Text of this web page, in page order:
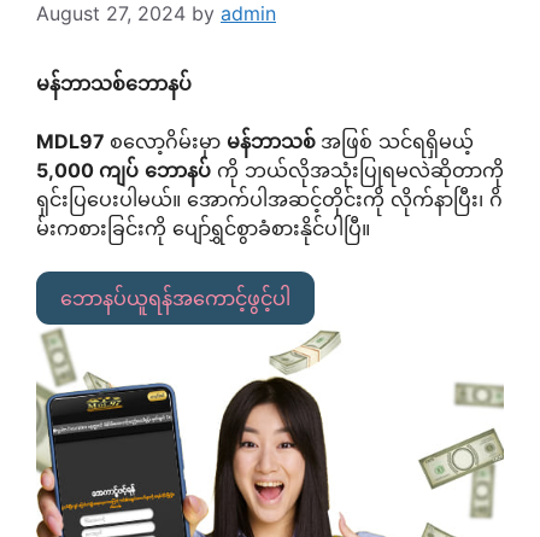
August 27, 2024 by admin
မန်ဘာသစ်ဘောနပ်
MDL97 စလော့ဂိမ်းမှာ မန်ဘာသစ် အဖြစ် သင်ရရှိမယ့်
5,000 ကျပ် ဘောနပ် ကို ဘယ်လိုအသုံးပြုရမလဲဆိုတာကို
ရှင်းပြပေးပါမယ်။ အောက်ပါအဆင့်တိုင်းကို လိုက်နာပြီး၊ ဂိ
မ်းကစားခြင်းကို ပျော်ရွှင်စွာခံစားနိုင်ပါပြီ။
ဘောနပ်ယူရန်အကောင့်ဖွင့်ပါ